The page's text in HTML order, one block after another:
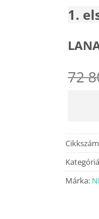
1
72
Márka: